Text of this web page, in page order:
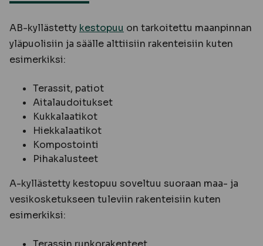
AB-kyllästetty kestopuu on tarkoitettu maanpinnan
yläpuolisiin ja säälle alttiisiin rakenteisiin kuten
esimerkiksi:
Terassit, patiot
Aitalaudoitukset
Kukkalaatikot
Hiekkalaatikot
Kompostointi
Pihakalusteet
A-kyllästetty kestopuu soveltuu suoraan maa- ja
vesikosketukseen tuleviin rakenteisiin kuten
esimerkiksi: